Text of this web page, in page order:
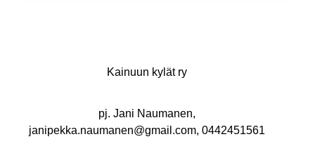
Kainuun kylät ry
pj. Jani Naumanen,
janipekka.naumanen@gmail.com, 0442451561